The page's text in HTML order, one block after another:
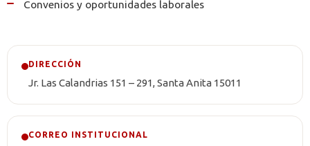
Convenios y oportunidades laborales
DIRECCIÓN
Jr. Las Calandrias 151 – 291, Santa Anita 15011
CORREO INSTITUCIONAL